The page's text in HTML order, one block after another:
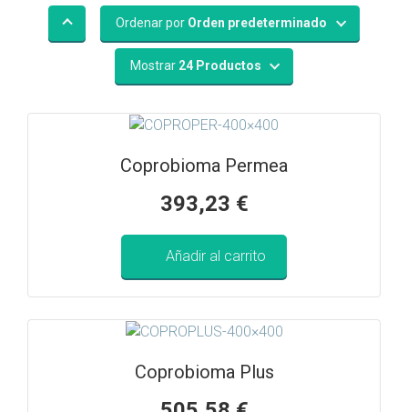
Ordenar por Orden predeterminado
Mostrar 24 Productos
Coprobioma Permea
393,23 €
Añadir al carrito
Coprobioma Plus